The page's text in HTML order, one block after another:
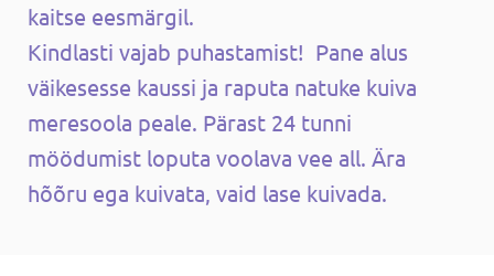
kaitse eesmärgil.
Kindlasti vajab puhastamist! Pane alus
väikesesse kaussi ja raputa natuke kuiva
meresoola peale. Pärast 24 tunni
möödumist loputa voolava vee all. Ära
hõõru ega kuivata, vaid lase kuivada.